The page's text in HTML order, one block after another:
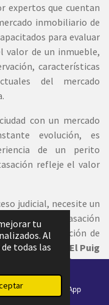
tu
Al
todas las
expertos que cuentan
inmobiliario de
para evaluar
valor de un inmueble,
características
del mercado
con un mercado
evolución, es
de un perito
refleje el valor
judicial, necesite un
busque una tasación
una transacción de
en El Puig
un respaldo sólido y
WhatsApp